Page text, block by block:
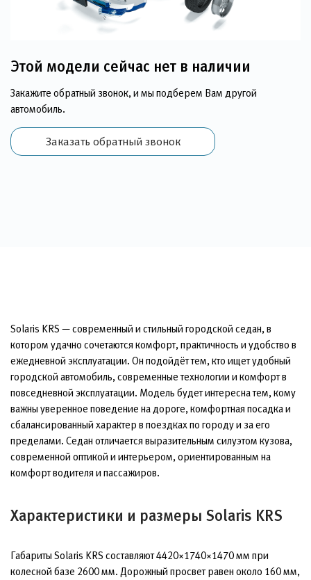
Этой модели сейчас нет в наличии
Закажите обратный звонок, и мы подберем Вам другой
автомобиль.
Заказать обратный звонок
Solaris KRS — современный и стильный городской седан, в
котором удачно сочетаются комфорт, практичность и удобство в
ежедневной эксплуатации. Он подойдёт тем, кто ищет удобный
городской автомобиль, современные технологии и комфорт в
повседневной эксплуатации. Модель будет интересна тем, кому
важны уверенное поведение на дороге, комфортная посадка и
сбалансированный характер в поездках по городу и за его
пределами. Седан отличается выразительным силуэтом кузова,
современной оптикой и интерьером, ориентированным на
комфорт водителя и пассажиров.
Характеристики и размеры Solaris KRS
Габариты Solaris KRS составляют 4420×1740×1470 мм при
колесной базе 2600 мм. Дорожный просвет равен около 160 мм,